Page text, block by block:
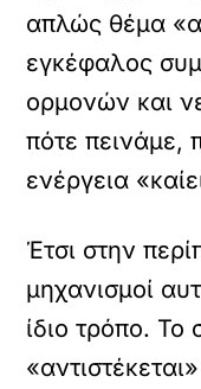
απλώς θέμα
εγκέφαλος
ορμονών και
πότε πεινάμε,
ενέργεια
Έτσι στην
μηχανισμοί
ίδιο τρόπο.